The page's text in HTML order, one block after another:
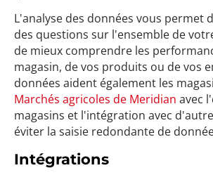
L'analyse des données vous permet
des questions sur l'ensemble de
de mieux comprendre les
magasin, de vos produits ou de vos
données aident également les
Marchés agricoles de Meridian avec
magasins et l'intégration avec
éviter la saisie redondante de
Intégrations